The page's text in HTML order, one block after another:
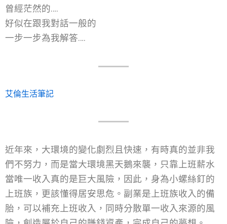
曾經茫然的….
好似在跟我對話一般的
一步一步為我解答….
艾倫生活筆記
近年來，大環境的變化劇烈且快速，有時真的並非我
們不努力，而是當大環境黑天鵝來襲，只靠上班薪水
當唯一收入真的是巨大風險，因此，身為小螺絲釘的
上班族，更該懂得居安思危。副業是上班族收入的備
胎，可以補充上班收入，同時分散單一收入來源的風